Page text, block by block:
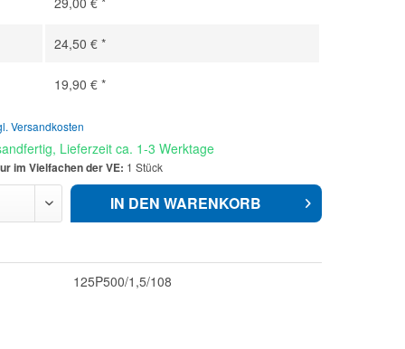
24,50 € *
19,90 € *
Versandkosten
Lieferzeit ca. 1-3 Werktage
im Vielfachen der VE: 1 Stück
IN DEN WARENKORB
125P500/1,5/108